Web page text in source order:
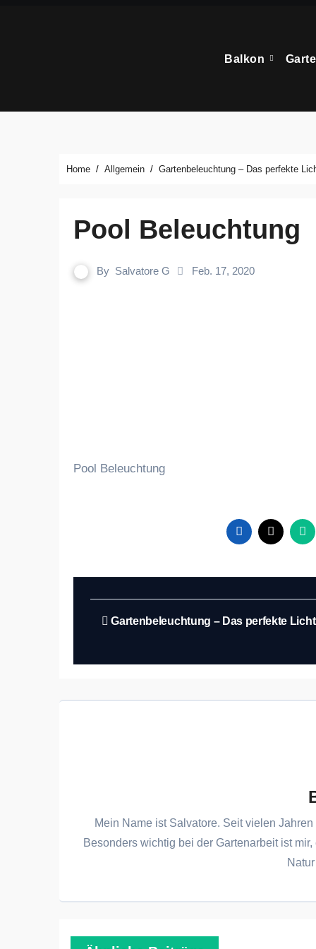
Balkon
Home Allgemein Gartenbeleuchtung – Das perfekte
Pool Beleuchtung
By Salvatore G Feb. 17, 2020
Pool Beleuchtung
Beitragsnavigation
Gartenbeleuchtung – Das perfekte
Mein Name ist Salvatore. Seit vielen
Besonders wichtig bei der Gartenarbeit ist